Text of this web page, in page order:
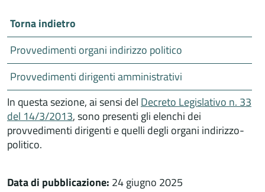
Torna indietro
Provvedimenti organi indirizzo politico
Provvedimenti dirigenti amministrativi
In questa sezione, ai sensi del Decreto Legislativo n. 33
del 14/3/2013, sono presenti gli elenchi dei
provvedimenti dirigenti e quelli degli organi indirizzo-
politico.
Data di pubblicazione: 24 giugno 2025